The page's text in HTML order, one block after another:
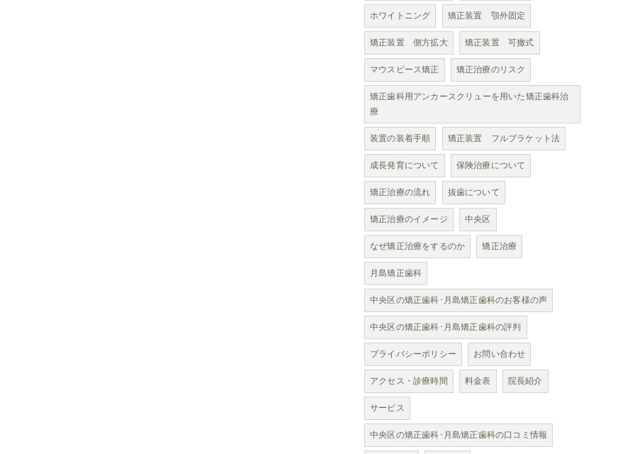
ホワイトニング
矯正装置 顎外固定
矯正装置 側方拡大
矯正装置 可撤式
マウスピース矯正
矯正治療のリスク
矯正歯科用アンカースクリューを用いた矯正歯科治
療
装置の装着手順
矯正装置 フルブラケット法
成長発育について
保険治療について
矯正治療の流れ
抜歯について
矯正治療のイメージ
中央区
なぜ矯正治療をするのか
矯正治療
月島矯正歯科
中央区の矯正歯科･月島矯正歯科のお客様の声
中央区の矯正歯科･月島矯正歯科の評判
プライバシーポリシー
お問い合わせ
アクセス・診療時間
料金表
院長紹介
サービス
中央区の矯正歯科･月島矯正歯科の口コミ情報